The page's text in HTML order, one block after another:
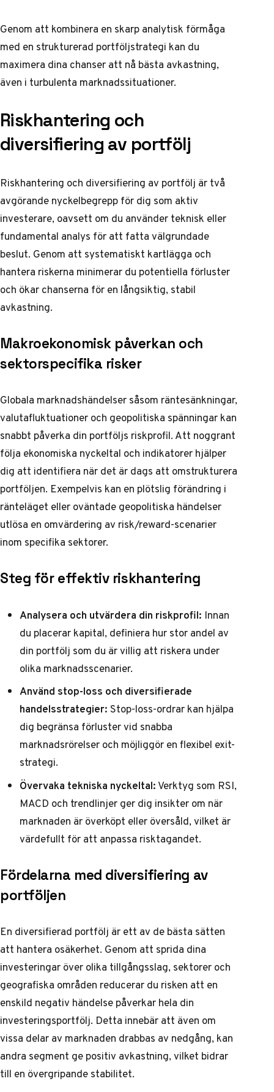
Genom att kombinera en skarp analytisk förmåga
med en strukturerad portföljstrategi kan du
maximera dina chanser att nå bästa avkastning,
även i turbulenta marknadssituationer.
Riskhantering och
diversifiering av portfölj
Riskhantering och diversifiering av portfölj är två
avgörande nyckelbegrepp för dig som aktiv
investerare, oavsett om du använder teknisk eller
fundamental analys för att fatta välgrundade
beslut. Genom att systematiskt kartlägga och
hantera riskerna minimerar du potentiella förluster
och ökar chanserna för en långsiktig, stabil
avkastning.
Makroekonomisk påverkan och
sektorspecifika risker
Globala marknadshändelser såsom räntesänkningar,
valutafluktuationer och geopolitiska spänningar kan
snabbt påverka din portföljs riskprofil. Att noggrant
följa ekonomiska nyckeltal och indikatorer hjälper
dig att identifiera när det är dags att omstrukturera
portföljen. Exempelvis kan en plötslig förändring i
ränteläget eller oväntade geopolitiska händelser
utlösa en omvärdering av risk/reward-scenarier
inom specifika sektorer.
Steg för effektiv riskhantering
Analysera och utvärdera din riskprofil: Innan
du placerar kapital, definiera hur stor andel av
din portfölj som du är villig att riskera under
olika marknadsscenarier.
Använd stop-loss och diversifierade
handelsstrategier:Stop-loss-ordrar kan hjälpa
dig begränsa förluster vid snabba
marknadsrörelser och möjliggör en flexibel exit-
strategi.
Övervaka tekniska nyckeltal:Verktyg som RSI,
MACD och trendlinjer ger dig insikter om när
marknaden är överköpt eller översåld, vilket är
värdefullt för att anpassa risktagandet.
Fördelarna med diversifiering av
portföljen
En diversifierad portfölj är ett av de bästa sätten
att hantera osäkerhet. Genom att sprida dina
investeringar över olika tillgångsslag, sektorer och
geografiska områden reducerar du risken att en
enskild negativ händelse påverkar hela din
investeringsportfölj. Detta innebär att även om
vissa delar av marknaden drabbas av nedgång, kan
andra segment ge positiv avkastning, vilket bidrar
till en övergripande stabilitet.